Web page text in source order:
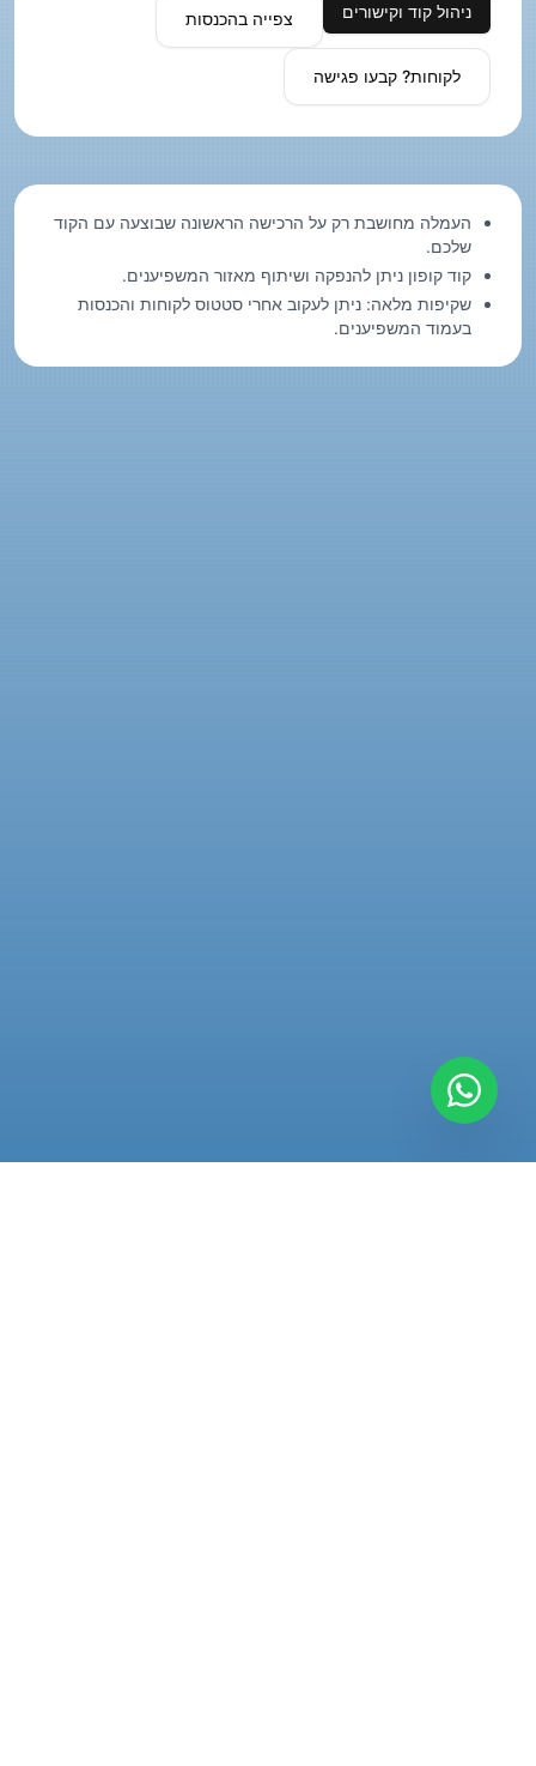
ניהול קוד וקישורים צפייה בהכנסות
לקוחות? קבעו פגישה
העמלה מחושבת רק על הרכישה הראשונה שבוצעה עם הקוד
שלכם.
קוד קופון ניתן להנפקה ושיתוף מאזור המשפיענים.
שקיפות מלאה: ניתן לעקוב אחרי סטטוס לקוחות והכנסות
בעמוד המשפיענים.